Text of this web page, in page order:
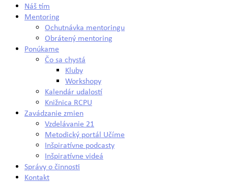
Náš tím
Mentoring
Ochutnávka mentoringu
Obrátený mentoring
Ponúkame
Čo sa chystá
Kluby
Workshopy
Kalendár udalostí
Knižnica RCPU
Zavádzanie zmien
Vzdelávanie 21
Metodický portál Učíme
Inšpiratívne podcasty
Inšpiratívne videá
Správy o činnosti
Kontakt